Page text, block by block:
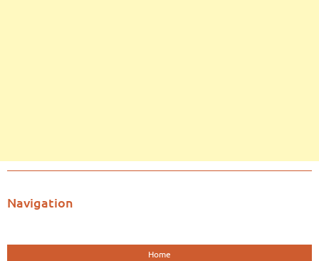
Navigation
Home